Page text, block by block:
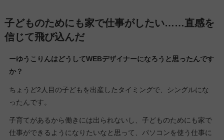
子どものためにも家で仕事がしたい……直感を
信じて飛び込んだ
ーゆうこりんはどうしてWEBデザイナーになろうと思ったんです
か？
ちょうど2人目の子どもを出産したタイミングで、シングルにな
ったんです。
子育てがあるから働きには出られないし、子どものためにも家で
仕事ができるようになりたいなと思って、パソコンを使う仕事に